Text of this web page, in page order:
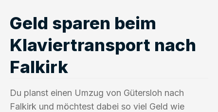
Geld sparen beim
Klaviertransport nach
Falkirk
Du planst einen Umzug von Gütersloh nach
Falkirk und möchtest dabei so viel Geld wie